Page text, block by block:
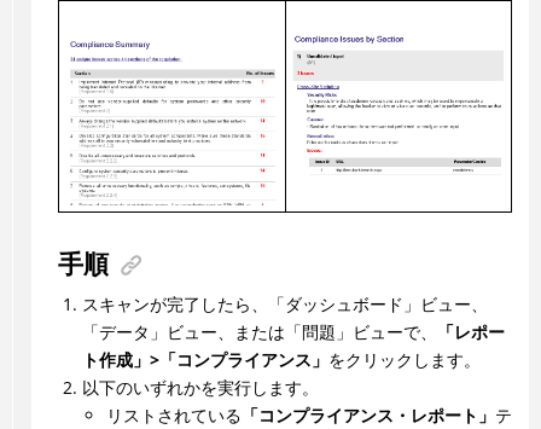
手順
スキャンが完了したら、「ダッシュボード」ビュー、
「データ」ビュー、または「問題」ビューで、
「レポー
ト作成」>「コンプライアンス」 をクリックします。
以下のいずれかを実行します。
リストされている 「コンプライアンス・レポート」 テ